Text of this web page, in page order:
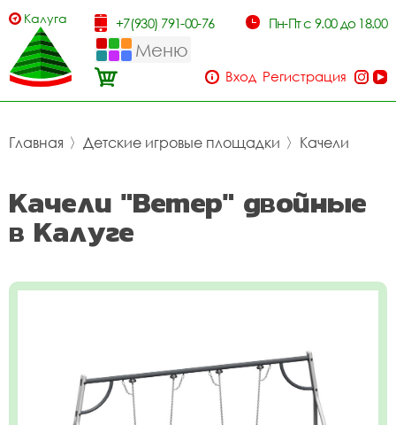
Калуга +7(930) 791-00-76 Пн-Пт с 9.00 до 18.00
Меню
Вход Регистрация
Главная 〉 Детские игровые площадки 〉 Качели
Качели "Ветер" двойные
в Калуге